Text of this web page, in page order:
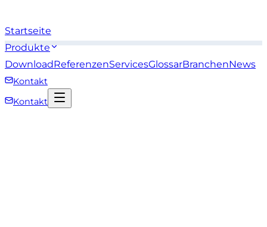
Startseite
Produkte
DownloadReferenzenServicesGlossarBranchenNews
Kontakt
Kontakt